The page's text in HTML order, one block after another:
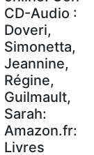
CD-Audio :
Doveri,
Simonetta,
Jeannine,
Régine,
Guilmault,
Sarah:
Amazon.fr:
Livres